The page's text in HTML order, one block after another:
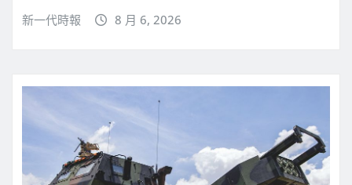
新一代時報 8 月 6, 2026